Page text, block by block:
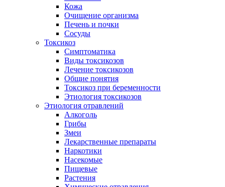
Кожа
Очищение организма
Печень и почки
Сосуды
Токсикоз
Cимптоматика
Виды токсикозов
Лечение токсикозов
Общие понятия
Токсикоз при беременности
Этиология токсикозов
Этиология отравлений
Алкоголь
Грибы
Змеи
Лекарственные препараты
Наркотики
Насекомые
Пищевые
Растения